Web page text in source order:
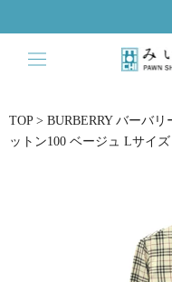
キ
て
TOP > BURBERRY バーバ
ットン100 ベージュ Lサイズ